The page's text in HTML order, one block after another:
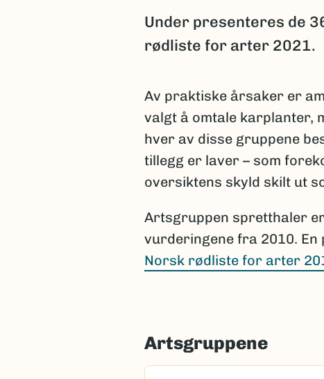
Under presenteres de
rødliste for arter 2021.
Av praktiske årsaker er
valgt å omtale karplanter,
hver av disse gruppene
tillegg er laver – som
oversiktens skyld skilt ut
Artsgruppen spretthaler
vurderingene fra 2010.
Norsk rødliste for arter
Artsgruppene